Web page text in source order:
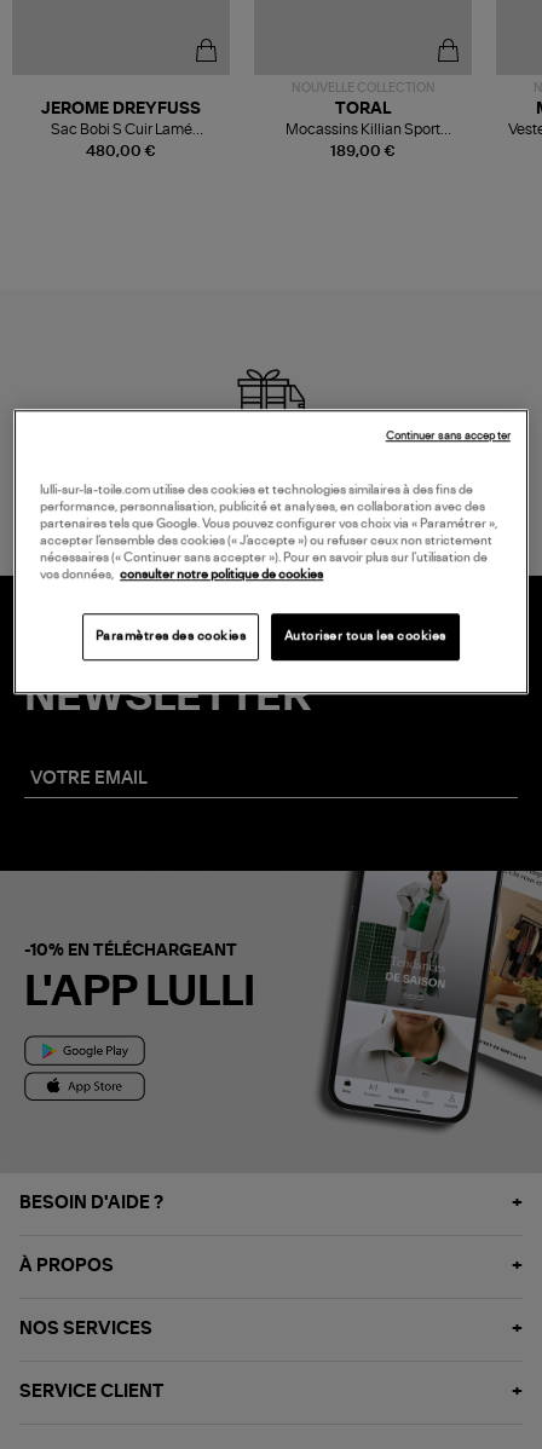
480,00 €
JEROME DREYFUSS
Sac Bobi S Cuir Lamé
Champagne
NOUVELLE COLLECTION
189,00 €
TORAL
Mocassins Killian Sport
Mousse
à partir de 150 € d'achat*
20 € EN VOUS INSCRIVANT À LA
NEWSLETTER
-10% EN TÉLÉCHARGEANT
L'APP LULLI
BESOIN D'AIDE ?
À PROPOS
NOS SERVICES
SERVICE CLIENT
lulli-sur-la-toile.com utilise des cookies et technologies similaires à des fins de
performance, personnalisation, publicité et analyses, en collaboration avec des
partenaires tels que Google. Vous pouvez configurer vos choix via « Paramétrer »,
accepter l’ensemble des cookies (« J’accepte ») ou refuser ceux non strictement
nécessaires (« Continuer sans accepter »). Pour en savoir plus sur l’utilisation de
vos données, consulter notre politique de cookies
Paramètres des cookies Autoriser tous les cookies
Continuer sans accepter